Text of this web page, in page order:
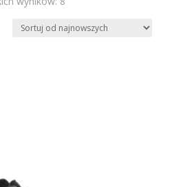
najnowszych